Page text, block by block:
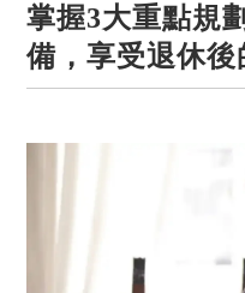
掌握3大重點規
備，享受退休後